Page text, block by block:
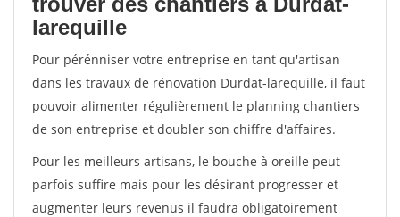
larequille
Pour pérénniser votre entreprise en tant qu'artisan
dans les travaux de rénovation Durdat-larequille, il faut
pouvoir alimenter régulièrement le planning chantiers
de son entreprise et doubler son chiffre d'affaires.
Pour les meilleurs artisans, le bouche à oreille peut
parfois suffire mais pour les désirant progresser et
augmenter leurs revenus il faudra obligatoirement